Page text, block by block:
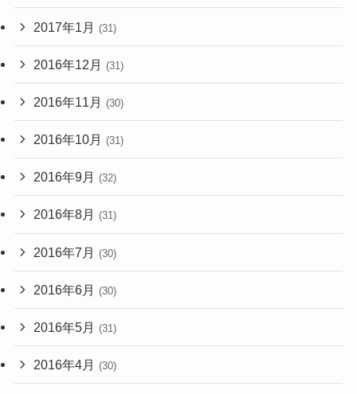
2017年1月 (31)
2016年12月 (31)
2016年11月 (30)
2016年10月 (31)
2016年9月 (32)
2016年8月 (31)
2016年7月 (30)
2016年6月 (30)
2016年5月 (31)
2016年4月 (30)